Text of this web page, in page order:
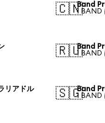
🇨🇳Band
1 BAND
🇷🇺Band
1 BAND
リアドル
🇸🇬Band
1 BAND